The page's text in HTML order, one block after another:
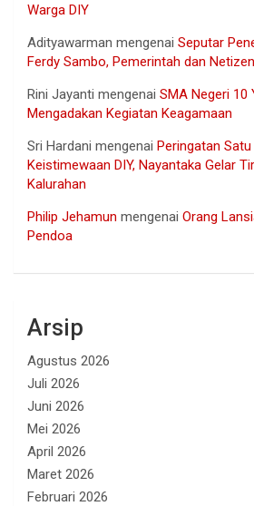
Warga DIY
Adityawarman mengenai Seputar
Ferdy Sambo, Pemerintah dan
Rini Jayanti mengenai SMA Negeri 10
Mengadakan Kegiatan Keagamaan
Sri Hardani mengenai Peringatan
Keistimewaan DIY, Nayantaka Gelar
Kalurahan
Philip Jehamun mengenai Orang
Pendoa
Arsip
Agustus 2026
Juli 2026
Juni 2026
Mei 2026
April 2026
Maret 2026
Februari 2026